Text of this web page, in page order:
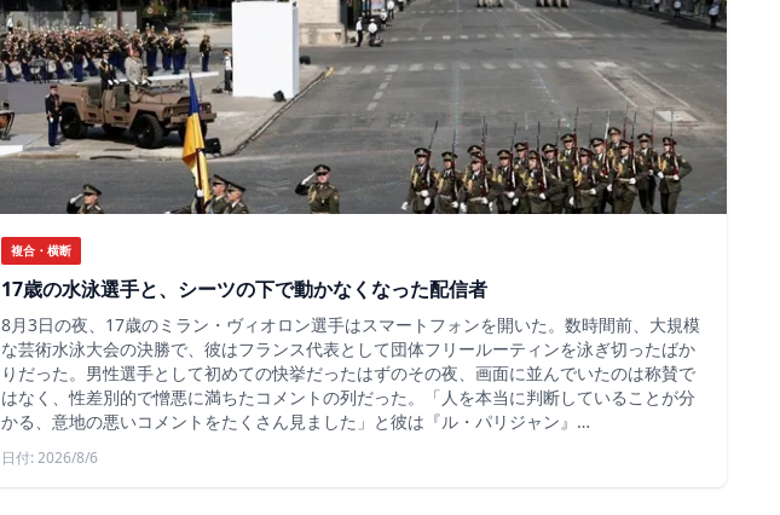
複合・横断
17歳の水泳選手と、シーツの下で動かなくなった配信者
8月3日の夜、17歳のミラン・ヴィオロン選手はスマートフォンを開いた。数時間前、大規模
な芸術水泳大会の決勝で、彼はフランス代表として団体フリールーティンを泳ぎ切ったばか
りだった。男性選手として初めての快挙だったはずのその夜、画面に並んでいたのは称賛で
はなく、性差別的で憎悪に満ちたコメントの列だった。「人を本当に判断していることが分
かる、意地の悪いコメントをたくさん見ました」と彼は『ル・パリジャン』…
日付: 2026/8/6